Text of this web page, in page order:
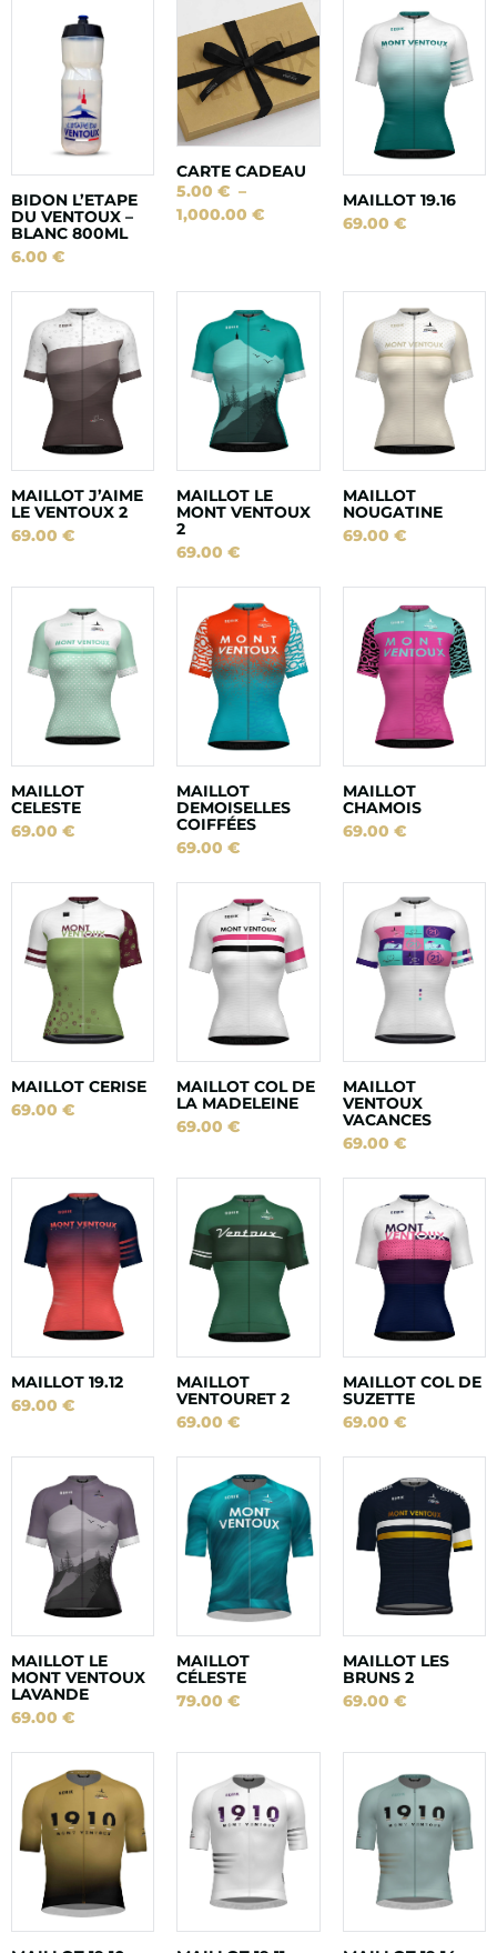
BIDON L’ETAPE
DU VENTOUX –
BLANC 800ML
6.00 €
CARTE CADEAU
5.00€ –
1,000.00€
MAILLOT 19.16
69.00 €
MAILLOT J’AIME
LE VENTOUX 2
69.00 €
MAILLOT LE
MONT VENTOUX
2
69.00€
MAILLOT
NOUGATINE
69.00 €
MAILLOT
CELESTE
69.00 €
MAILLOT
DEMOISELLES
COIFFÉES
69.00€
MAILLOT
CHAMOIS
69.00 €
MAILLOT CERISE
69.00 €
MAILLOT COL DE
LA MADELEINE
69.00€
MAILLOT
VENTOUX
VACANCES
69.00 €
MAILLOT 19.12
69.00 €
MAILLOT
VENTOURET 2
69.00€
MAILLOT COL DE
SUZETTE
69.00 €
MAILLOT LE
MONT VENTOUX
LAVANDE
69.00 €
MAILLOT
CÉLESTE
79.00€
MAILLOT LES
BRUNS 2
69.00 €